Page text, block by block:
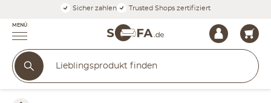
Sicher zahlen Trusted Shops zertifiziert
MENÜ